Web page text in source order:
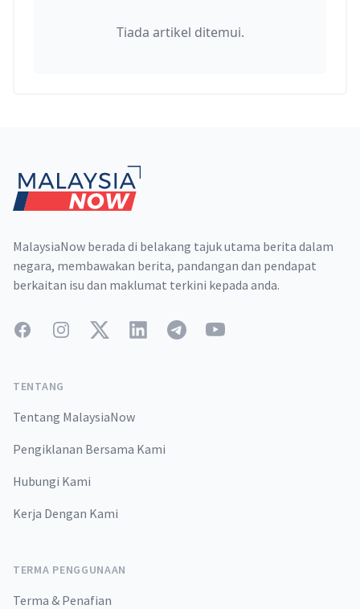
Tiada artikel ditemui.
MalaysiaNow berada di belakang tajuk utama berita dalam
negara, membawakan berita, pandangan dan pendapat
berkaitan isu dan maklumat terkini kepada anda.
FacebookInstagramTwitterLinkedInTelegramYouTube
TENTANG
Tentang MalaysiaNow
Pengiklanan Bersama Kami
Hubungi Kami
Kerja Dengan Kami
TERMA PENGGUNAAN
Terma & Penafian